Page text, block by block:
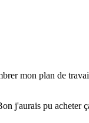
mon plan de
j'aurais pu acheter